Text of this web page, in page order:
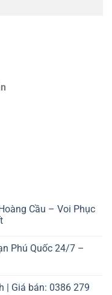
Cầu – Voi Phục
Phú Quốc 24/7 –
| Giá bán: 0386 279